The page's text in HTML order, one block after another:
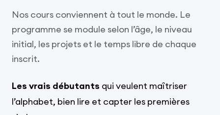
Nos cours conviennent à tout le monde. Le
programme se module selon l’âge, le niveau
initial, les projets et le temps libre de chaque
inscrit.
Les vrais débutants qui veulent maîtriser
l’alphabet, bien lire et capter les premières